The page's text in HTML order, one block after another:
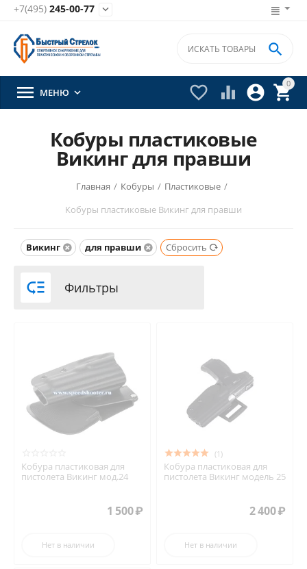
+7(495) 245-00-77 
0


 

 МЕНЮ 
Кобуры пластиковые
Викинг для правши
Главная / Кобуры / Пластиковые /
Кобуры пластиковые Викинг для правши
Викинг для правши Сбросить
 Фильтры
Кобура пластиковая для
пистолета Викинг мод.24
1 500₽
Нет в наличии
(1)
Кобура пластиковая для
пистолета Викинг модель 25
2 400₽
Нет в наличии